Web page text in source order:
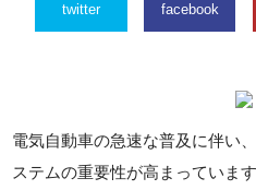
twitter facebook
電気自動車の急速な普及に伴い
ステムの重要性が高まっていま